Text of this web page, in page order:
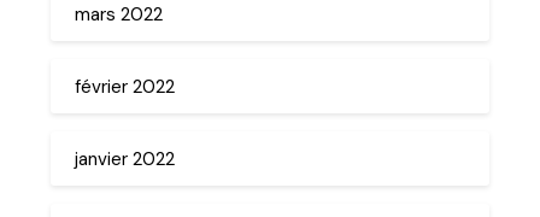
mars 2022
février 2022
janvier 2022